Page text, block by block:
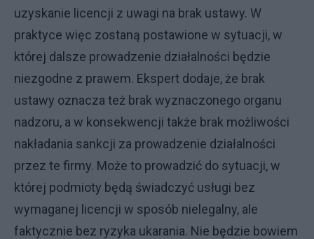
uzyskanie licencji z uwagi na brak ustawy. W
praktyce więc zostaną postawione w sytuacji, w
której dalsze prowadzenie działalności będzie
niezgodne z prawem. Ekspert dodaje, że brak
ustawy oznacza też brak wyznaczonego organu
nadzoru, a w konsekwencji także brak możliwości
nakładania sankcji za prowadzenie działalności
przez te firmy. Może to prowadzić do sytuacji, w
której podmioty będą świadczyć usługi bez
wymaganej licencji w sposób nielegalny, ale
faktycznie bez ryzyka ukarania. Nie będzie bowiem